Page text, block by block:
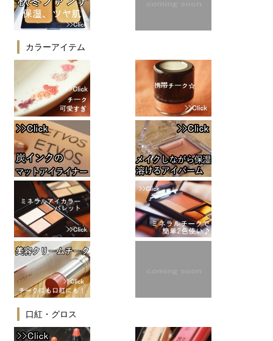
カラーアイテム
口紅・グロス